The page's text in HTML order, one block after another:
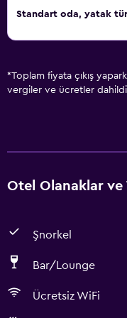
Standart oda, yatak
*Toplam fiyata çıkış
vergiler ve ücretler
Otel Olanaklar ve
Şnorkel
Bar/Lounge
Ücretsiz WiFi